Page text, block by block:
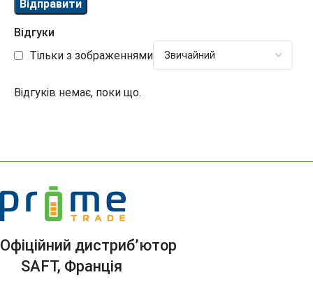
Відгуки
Тільки з зображеннями
Відгуків немає, поки що.
Офіційний дистриб’ютор
SAFT, Франція